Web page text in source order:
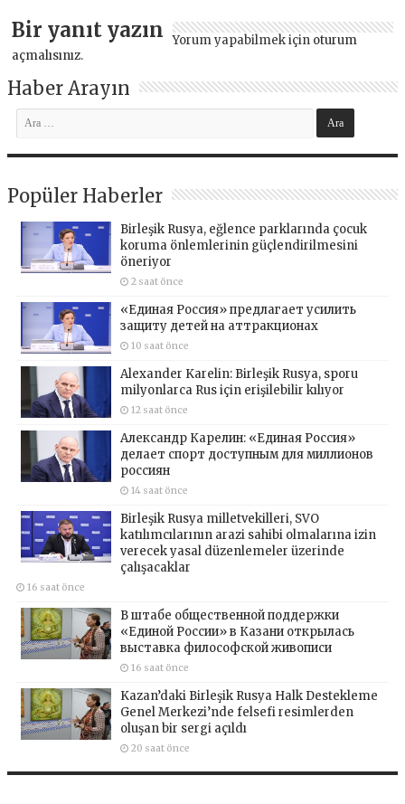
Bir yanıt yazın Yorum yapabilmek için oturum
açmalısınız.
Haber Arayın
Popüler Haberler
Birleşik Rusya, eğlence parklarında çocuk
koruma önlemlerinin güçlendirilmesini
öneriyor
2 saat önce
«Единая Россия» предлагает усилить
защиту детей на аттракционах
10 saat önce
Alexander Karelin: Birleşik Rusya, sporu
milyonlarca Rus için erişilebilir kılıyor
12 saat önce
Александр Карелин: «Единая Россия»
делает спорт доступным для миллионов
россиян
14 saat önce
Birleşik Rusya milletvekilleri, SVO
katılımcılarının arazi sahibi olmalarına izin
verecek yasal düzenlemeler üzerinde
çalışacaklar
16 saat önce
В штабе общественной поддержки
«Единой России» в Казани открылась
выставка философской живописи
16 saat önce
Kazan’daki Birleşik Rusya Halk Destekleme
Genel Merkezi’nde felsefi resimlerden
oluşan bir sergi açıldı
20 saat önce